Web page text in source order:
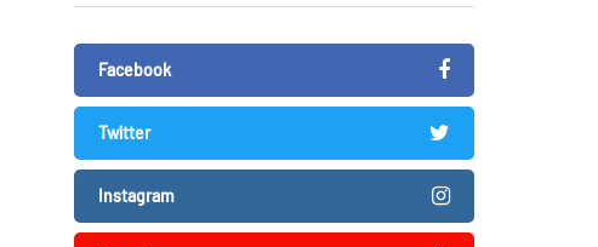
Facebook
Twitter
Instagram